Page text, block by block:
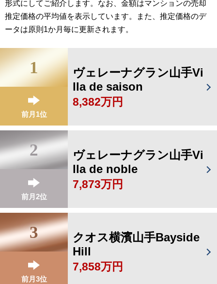
形式にしてご紹介します。なお、金額はマンションの売却
推定価格の平均値を表示しています。また、推定価格のデ
ータは原則1か月毎に更新されます。
1
前月1位
ヴェレーナグラン山手Vi
lla de saison
8,382万円
2
前月2位
ヴェレーナグラン山手Vi
lla de noble
7,873万円
3
前月3位
クオス横濱山手Bayside
Hill
7,858万円